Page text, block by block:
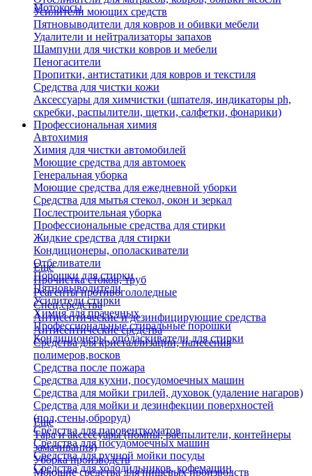
Мотокосы
Усилители моющих средств
Пятновыводители для ковров и обивки мебели
Удалители и нейтрализаторы запахов
Шампуни для чистки ковров и мебели
Пеногасители
Пропитки, антистатики для ковров и текстиля
Средства для чистки кожи
Аксессуары для химчистки (шпателя, индикаторы ph,
скребки, распылители, щетки, салфетки, фонарики)
Профессиональная химия
Автохимия
Химия для чистки автомобилей
Моющие средства для автомоек
Генеральная уборка
Моющие средства для ежедневной уборки
Средства для мытья стекол, окон и зеркал
Послестроительная уборка
Профессиональные средства для стирки
Жидкие средства для стирки
Кондиционеры, ополаскиватели
Отбеливатели
Порошки для стирки
Пятновыводители
Усилители стирки
Химия для прачечных
Профессиональные стиральные порошки
Кондиционеры, ополаскиватели для стирки
Еще
Прочистка стоков, труб
Реагенты противогололедные
Спец.средства
Антисептические и дезинфицирующие средства
Антисептические средства
Средства для кристаллизации, нанесения
полимеров,восков
Средства после пожара
Средства для кухни, посудомоечных машин
Средства для мойки грилей, духовок (удаление нагаров)
Средства для мойки и дезинфекции поверхностей
(пол,стены,оброруд)
Средства для паровенткоматов
Средства для посудомоечных машин
Средства для ручной мойки посуды
Средства для холодильников, кофемашин
Еще
Тара и аксессуары (помпы, распылители, контейнеры
замачивания)
Уборка производств
Моющие средства для пищевых производств